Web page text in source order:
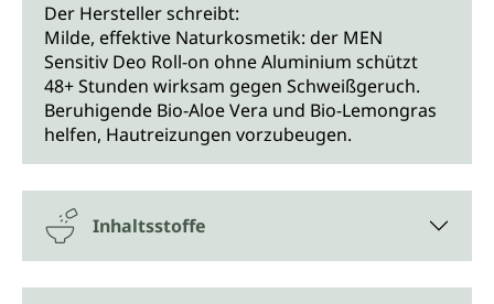
Der Hersteller schreibt:
Milde, effektive Naturkosmetik: der MEN
Sensitiv Deo Roll-on ohne Aluminium schützt
48+ Stunden wirksam gegen Schweißgeruch.
Beruhigende Bio-Aloe Vera und Bio-Lemongras
helfen, Hautreizungen vorzubeugen.
Inhaltsstoffe